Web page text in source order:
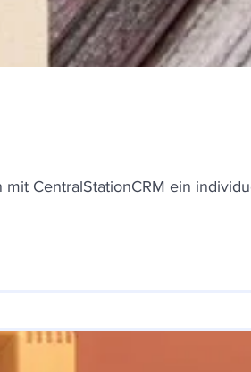
CentralStationCRM ein